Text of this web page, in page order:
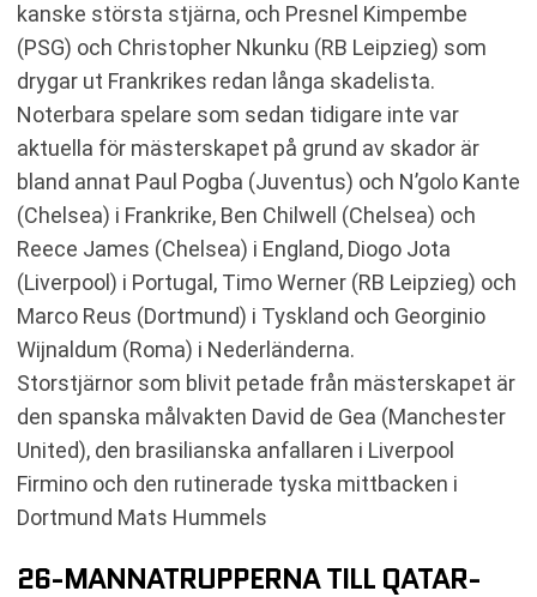
kanske största stjärna, och Presnel Kimpembe
(PSG) och Christopher Nkunku (RB Leipzieg) som
drygar ut Frankrikes redan långa skadelista.
Noterbara spelare som sedan tidigare inte var
aktuella för mästerskapet på grund av skador är
bland annat Paul Pogba (Juventus) och N’golo Kante
(Chelsea) i Frankrike, Ben Chilwell (Chelsea) och
Reece James (Chelsea) i England, Diogo Jota
(Liverpool) i Portugal, Timo Werner (RB Leipzieg) och
Marco Reus (Dortmund) i Tyskland och Georginio
Wijnaldum (Roma) i Nederländerna.
Storstjärnor som blivit petade från mästerskapet är
den spanska målvakten David de Gea (Manchester
United), den brasilianska anfallaren i Liverpool
Firmino och den rutinerade tyska mittbacken i
Dortmund Mats Hummels
26-MANNATRUPPERNA TILL QATAR-